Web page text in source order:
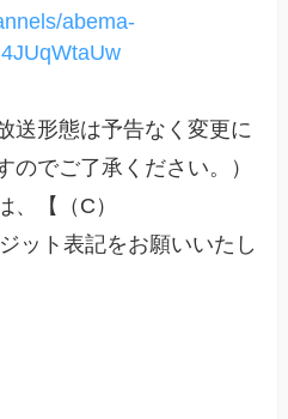
abema-
送形態は予告なく変更に
のでご了承ください。）
、【（C）
ット表記をお願いいたし